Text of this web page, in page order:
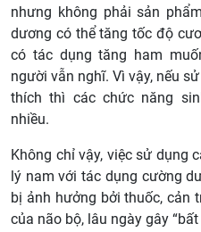
nhưng không phải sản
dương có thể tăng tốc độ
có tác dụng tăng ham
người vẫn nghĩ. Vì vậy, nếu
thích thì các chức năng
nhiều.
Không chỉ vậy, việc sử dụng
lý nam với tác dụng cường
bị ảnh hưởng bởi thuốc, cản
của não bộ, lâu ngày gây “bất